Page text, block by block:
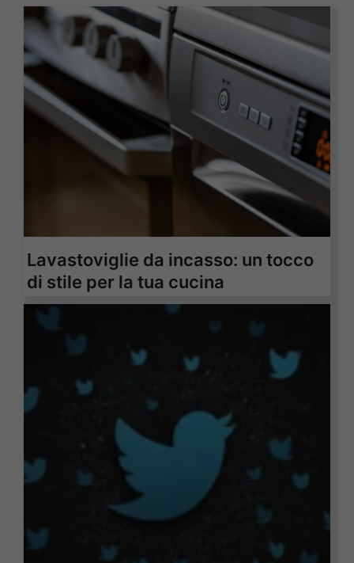
Lavastoviglie da incasso: un tocco
di stile per la tua cucina